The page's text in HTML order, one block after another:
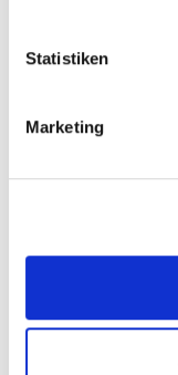
Statistiken
Marketing